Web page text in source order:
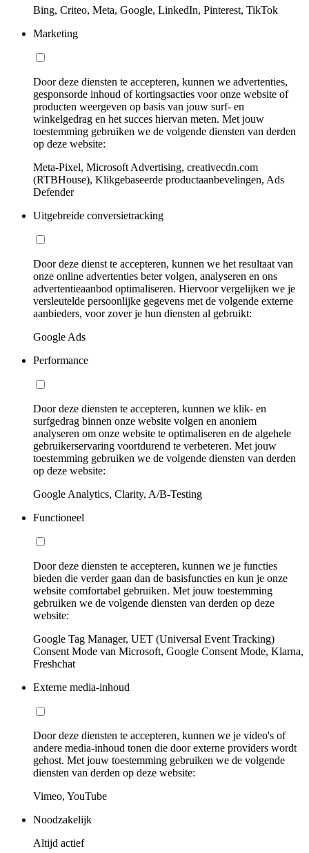
Bing, Criteo, Meta, Google, LinkedIn, Pinterest, TikTok
Marketing
Door deze diensten te accepteren, kunnen we advertenties,
gesponsorde inhoud of kortingsacties voor onze website of
producten weergeven op basis van jouw surf- en
winkelgedrag en het succes hiervan meten. Met jouw
toestemming gebruiken we de volgende diensten van derden
op deze website:
Meta-Pixel, Microsoft Advertising, creativecdn.com
(RTBHouse), Klikgebaseerde productaanbevelingen, Ads
Defender
Uitgebreide conversietracking
Door deze dienst te accepteren, kunnen we het resultaat van
onze online advertenties beter volgen, analyseren en ons
advertentieaanbod optimaliseren. Hiervoor vergelijken we je
versleutelde persoonlijke gegevens met de volgende externe
aanbieders, voor zover je hun diensten al gebruikt:
Google Ads
Performance
Door deze diensten te accepteren, kunnen we klik- en
surfgedrag binnen onze website volgen en anoniem
analyseren om onze website te optimaliseren en de algehele
gebruikerservaring voortdurend te verbeteren. Met jouw
toestemming gebruiken we de volgende diensten van derden
op deze website:
Google Analytics, Clarity, A/B-Testing
Functioneel
Door deze diensten te accepteren, kunnen we je functies
bieden die verder gaan dan de basisfuncties en kun je onze
website comfortabel gebruiken. Met jouw toestemming
gebruiken we de volgende diensten van derden op deze
website:
Google Tag Manager, UET (Universal Event Tracking)
Consent Mode van Microsoft, Google Consent Mode, Klarna,
Freshchat
Externe media-inhoud
Door deze diensten te accepteren, kunnen we je video's of
andere media-inhoud tonen die door externe providers wordt
gehost. Met jouw toestemming gebruiken we de volgende
diensten van derden op deze website:
Vimeo, YouTube
Noodzakelijk
Altijd actief